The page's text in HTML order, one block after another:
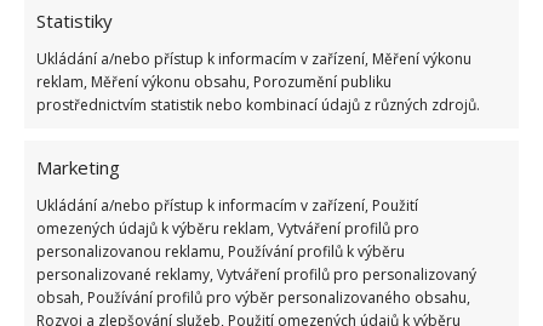
Statistiky
Ukládání a/nebo přístup k informacím v zařízení, Měření výkonu
reklam, Měření výkonu obsahu, Porozumění publiku
prostřednictvím statistik nebo kombinací údajů z různých zdrojů.
Marketing
Ukládání a/nebo přístup k informacím v zařízení, Použití
omezených údajů k výběru reklam, Vytváření profilů pro
personalizovanou reklamu, Používání profilů k výběru
personalizované reklamy, Vytváření profilů pro personalizovaný
obsah, Používání profilů pro výběr personalizovaného obsahu,
Rozvoj a zlepšování služeb, Použití omezených údajů k výběru
zálivka. Naopak v době zrání byste měli zálivku
snižovat.Někteří zahradníci přestávají v tomto
období zalévat rajčata úplně. Rajčata, která
nestačí dozrát na rostlině, můžete doma uložit do
Uvidíte, že ještě zčervenají a dozrají.
Zdroj:Interia